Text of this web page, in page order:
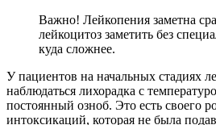
Важно! Лейкопения заметна
лейкоцитоз заметить без
куда сложнее.
У пациентов на начальных стадиях
наблюдаться лихорадка с
постоянный озноб. Это есть своего
интоксикаций, которая не была